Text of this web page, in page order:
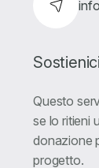
Questo
se lo ritieni
donazione
progetto.